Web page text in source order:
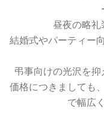
昼夜の略礼
結婚式やパーティー
弔事向けの光沢を抑
価格につきましても
で幅広